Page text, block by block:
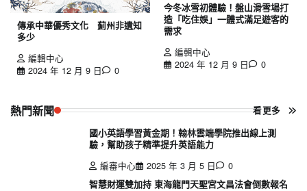
傳承中華優秀文化 薊州非遺知
多少
編輯中心
2024 年 12 月 9 日
0
今冬冰雪初體驗！盤山滑雪場打
造「吃住娛」一體式滿足遊客的
需求
編輯中心
2024 年 12 月 9 日
0
熱門新聞 看更多
國小英語學習黃金期！翰林雲端學院推出線上測
驗，幫助孩子精準提升英語能力
編審中心
2025 年 3 月 5 日
0
智慧財運雙加持 東海龍門天聖宮文昌法會倒數報名